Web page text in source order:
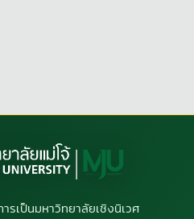
รเป็นมหาวิทยาลัยเชิงนิเวศ